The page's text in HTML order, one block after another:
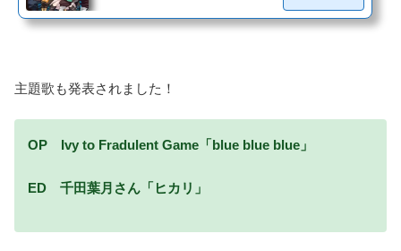
主題歌も発表されました！
OP Ivy to Fradulent Game「blue blue blue」
ED 千田葉月さん「ヒカリ」